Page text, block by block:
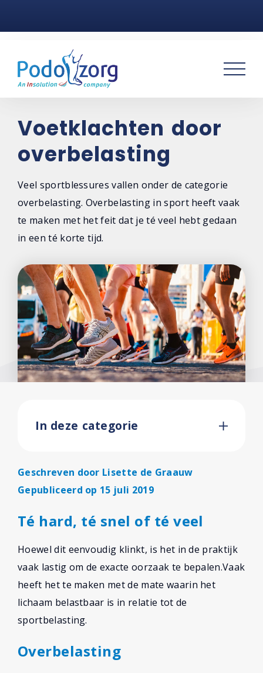
Voetklachten
Podotherapie
Praktijken
Over ons
Contact
Voetklachten door
overbelasting
Veel sportblessures vallen onder de categorie
overbelasting. Overbelasting in sport heeft vaak
te maken met het feit dat je té veel hebt gedaan
in een té korte tijd.
In deze categorie
Geschreven door Lisette de Graauw
Gepubliceerd op 15 juli 2019
Té hard, té snel of té veel
Hoewel dit eenvoudig klinkt, is het in de praktijk
vaak lastig om de exacte oorzaak te bepalen.Vaak
heeft het te maken met de mate waarin het
lichaam belastbaar is in relatie tot de
sportbelasting.
Overbelasting